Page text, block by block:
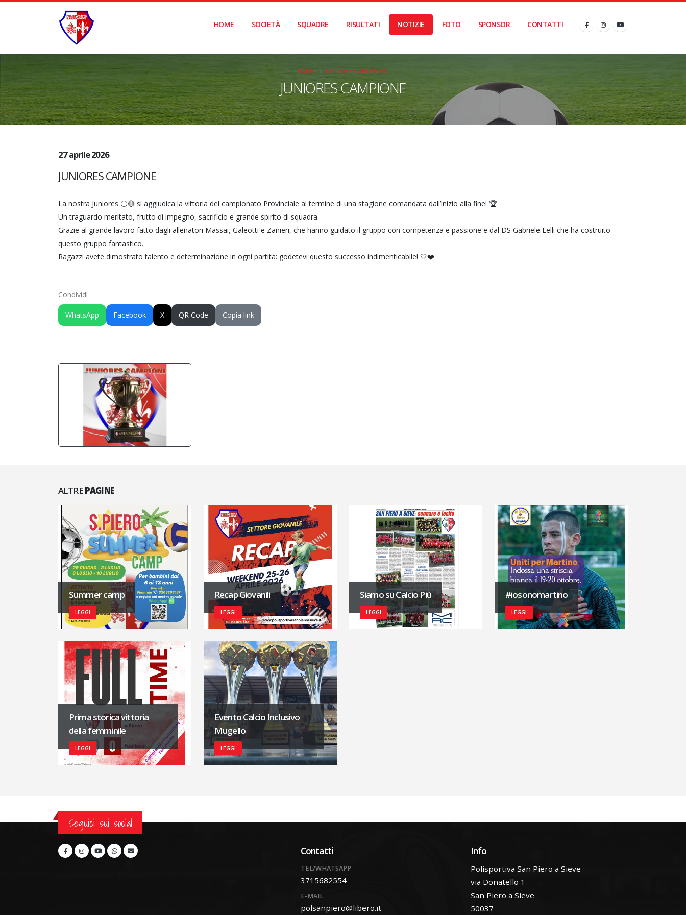
HOME SOCIETÀ SQUADRE RISULTATI NOTIZIE FOTO SPONSOR CONTATTI
JUNIORES CAMPIONE
HOME NOTIZIE E COMUNICATI
27 aprile 2026
JUNIORES CAMPIONE
La nostra Juniores ⚪️🔴 si aggiudica la vittoria del campionato Provinciale al termine di una stagione comandata dall’inizio alla fine! 🏆
Un traguardo meritato, frutto di impegno, sacrificio e grande spirito di squadra.
Grazie al grande lavoro fatto dagli allenatori Massai, Galeotti e Zanieri, che hanno guidato il gruppo con competenza e passione e dal DS Gabriele Lelli che ha costruito
questo gruppo fantastico.
Ragazzi avete dimostrato talento e determinazione in ogni partita: godetevi questo successo indimenticabile! 🤍❤️
Condividi
WhatsApp Facebook X QR Code Copia link
ALTREPAGINE
Summer camp
LEGGI
Recap Giovanili
LEGGI
Siamo su Calcio Più
LEGGI
#iosonomartino
LEGGI
Prima storica vittoria
della femminile
LEGGI
Evento Calcio Inclusivo
Mugello
LEGGI
Seguici sui social
Contatti
TEL/WHATSAPP
3715682554
E-MAIL
polsanpiero@libero.it
Info
Polisportiva San Piero a Sieve
via Donatello 1
San Piero a Sieve
50037